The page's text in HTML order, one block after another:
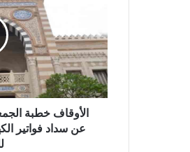
الأوقاف خطبة
عن سداد فواتير